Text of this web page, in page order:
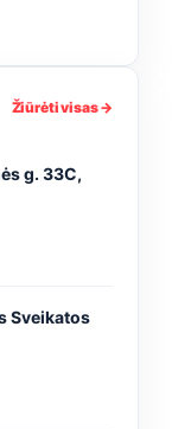
Žiūrėti visas →
g. 33C,
Sveikatos